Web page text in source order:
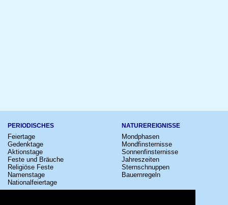
PERIODISCHES
Feiertage
Gedenktage
Aktionstage
Feste und Bräuche
Religiöse Feste
Namenstage
Nationalfeiertage
NATUREREIGNISSE
Mondphasen
Mondfinsternisse
Sonnenfinsternisse
Jahreszeiten
Sternschnuppen
Bauernregeln